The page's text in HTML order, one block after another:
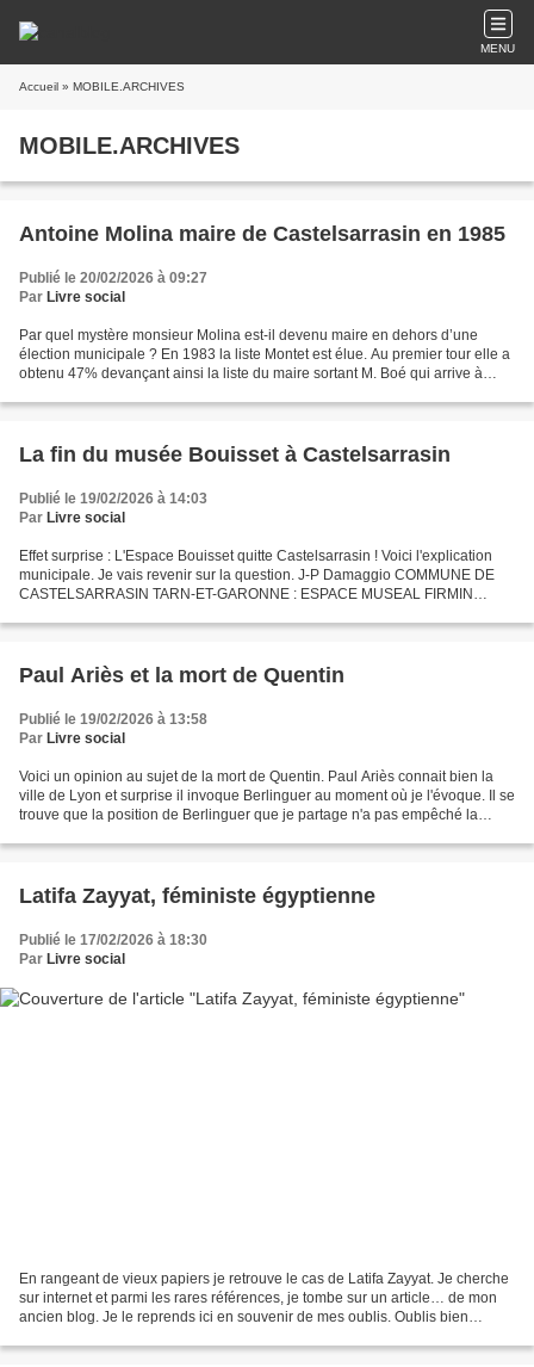
MENU
Accueil » MOBILE.ARCHIVES
MOBILE.ARCHIVES
Antoine Molina maire de Castelsarrasin en 1985
Publié le 20/02/2026 à 09:27
Par Livre social
Par quel mystère monsieur Molina est-il devenu maire en dehors d’une
élection municipale ? En 1983 la liste Montet est élue. Au premier tour elle a
obtenu 47% devançant ainsi la liste du maire sortant M. Boé qui arrive à
La fin du musée Bouisset à Castelsarrasin
Publié le 19/02/2026 à 14:03
Par Livre social
Effet surprise : L'Espace Bouisset quitte Castelsarrasin ! Voici l'explication
municipale. Je vais revenir sur la question. J-P Damaggio COMMUNE DE
CASTELSARRASIN TARN-ET-GARONNE : ESPACE MUSEAL FIRMIN
Paul Ariès et la mort de Quentin
Publié le 19/02/2026 à 13:58
Par Livre social
Voici un opinion au sujet de la mort de Quentin. Paul Ariès connait bien la
ville de Lyon et surprise il invoque Berlinguer au moment où je l'évoque. Il se
trouve que la position de Berlinguer que je partage n'a pas empêché la
Latifa Zayyat, féministe égyptienne
Publié le 17/02/2026 à 18:30
Par Livre social
En rangeant de vieux papiers je retrouve le cas de Latifa Zayyat. Je cherche
sur internet et parmi les rares références, je tombe sur un article… de mon
ancien blog. Je le reprends ici en souvenir de mes oublis. Oublis bien